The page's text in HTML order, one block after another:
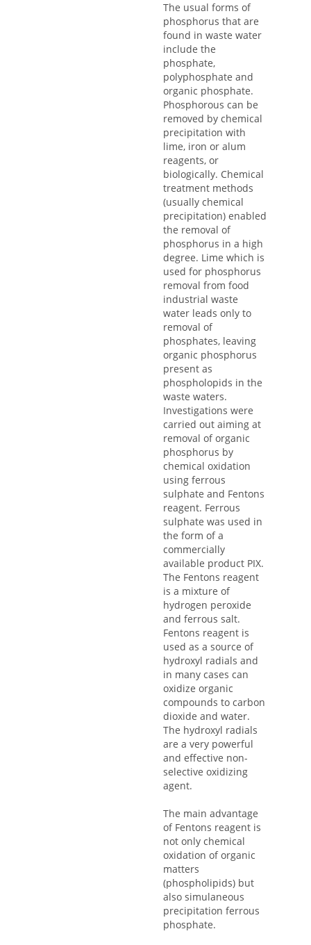
The usual forms of
phosphorus that are
found in waste water
include the
phosphate,
polyphosphate and
organic phosphate.
Phosphorous can be
removed by chemical
precipitation with
lime, iron or alum
reagents, or
biologically. Chemical
treatment methods
(usually chemical
precipitation) enabled
the removal of
phosphorus in a high
degree. Lime which is
used for phosphorus
removal from food
industrial waste
water leads only to
removal of
phosphates, leaving
organic phosphorus
present as
phospholopids in the
waste waters.
Investigations were
carried out aiming at
removal of organic
phosphorus by
chemical oxidation
using ferrous
sulphate and Fentons
reagent. Ferrous
sulphate was used in
the form of a
commercially
available product PIX.
The Fentons reagent
is a mixture of
hydrogen peroxide
and ferrous salt.
Fentons reagent is
used as a source of
hydroxyl radials and
in many cases can
oxidize organic
compounds to carbon
dioxide and water.
The hydroxyl radials
are a very powerful
and effective non-
selective oxidizing
agent.
The main advantage
of Fentons reagent is
not only chemical
oxidation of organic
matters
(phospholipids) but
also simulaneous
precipitation ferrous
phosphate.